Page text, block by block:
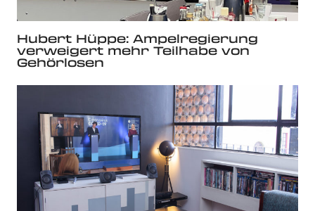
Hubert Hüppe: Ampelregierung
verweigert mehr Teilhabe von
Gehörlosen